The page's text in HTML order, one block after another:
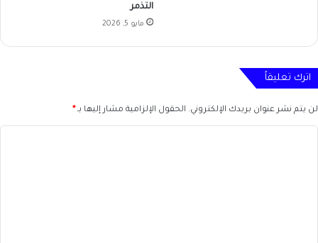
التذمر
مايو 5, 2026
اترك تعليقاً
لن يتم نشر عنوان بريدك الإلكتروني. الحقول الإلزامية مشار إليها بـ *